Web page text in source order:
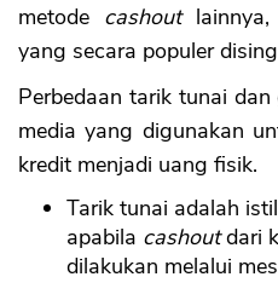
metode cashoutlainnya,
yang secara populer
Perbedaan tarik tunai
media yang digunakan
kredit menjadi uang fisik.
Tarik tunai adalah
apabila cashoutdari
dilakukan melalui